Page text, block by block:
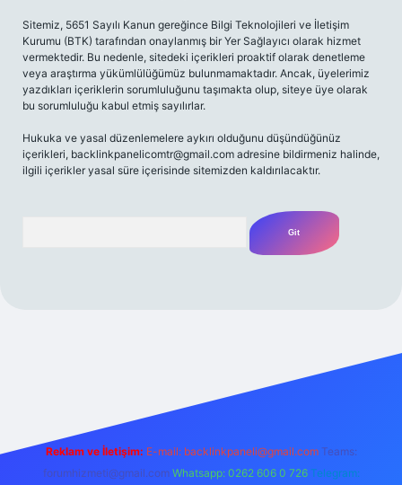
Sitemiz, 5651 Sayılı Kanun gereğince Bilgi Teknolojileri ve İletişim
Kurumu (BTK) tarafından onaylanmış bir Yer Sağlayıcı olarak hizmet
vermektedir. Bu nedenle, sitedeki içerikleri proaktif olarak denetleme
veya araştırma yükümlülüğümüz bulunmamaktadır. Ancak, üyelerimiz
yazdıkları içeriklerin sorumluluğunu taşımakta olup, siteye üye olarak
bu sorumluluğu kabul etmiş sayılırlar.
Hukuka ve yasal düzenlemelere aykırı olduğunu düşündüğünüz
içerikleri, backlinkpanelicomtr@gmail.com adresine bildirmeniz halinde,
ilgili içerikler yasal süre içerisinde sitemizden kaldırılacaktır.
Reklam ve İletişim: E-mail: backlinkpaneli@gmail.com Teams:
forumhizmeti@gmail.com Whatsapp: 0262 606 0 726 Telegram: